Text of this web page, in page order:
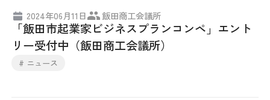
その他サービス
委員会・専門委員会
青年部・女性会
2024年06月11日 飯田商工会議所
「飯田市起業家ビジネスプランコンペ」エント
リー受付中（飯田商工会議所）
# ニュース